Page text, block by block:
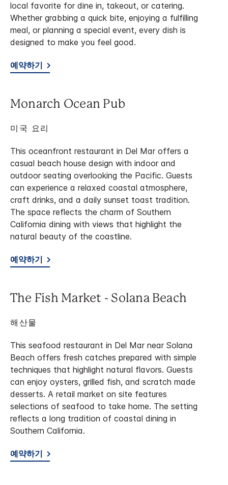
local favorite for dine in, takeout, or catering.
Whether grabbing a quick bite, enjoying a fulfilling
meal, or planning a special event, every dish is
designed to make you feel good.
예약하기
Monarch Ocean Pub
미국 요리
This oceanfront restaurant in Del Mar offers a
casual beach house design with indoor and
outdoor seating overlooking the Pacific. Guests
can experience a relaxed coastal atmosphere,
craft drinks, and a daily sunset toast tradition.
The space reflects the charm of Southern
California dining with views that highlight the
natural beauty of the coastline.
예약하기
The Fish Market - Solana Beach
해산물
This seafood restaurant in Del Mar near Solana
Beach offers fresh catches prepared with simple
techniques that highlight natural flavors. Guests
can enjoy oysters, grilled fish, and scratch made
desserts. A retail market on site features
selections of seafood to take home. The setting
reflects a long tradition of coastal dining in
Southern California.
예약하기